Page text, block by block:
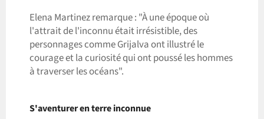
Elena Martinez remarque : "À une époque où
l'attrait de l'inconnu était irrésistible, des
personnages comme Grijalva ont illustré le
courage et la curiosité qui ont poussé les hommes
à traverser les océans".
S'aventurer en terre inconnue